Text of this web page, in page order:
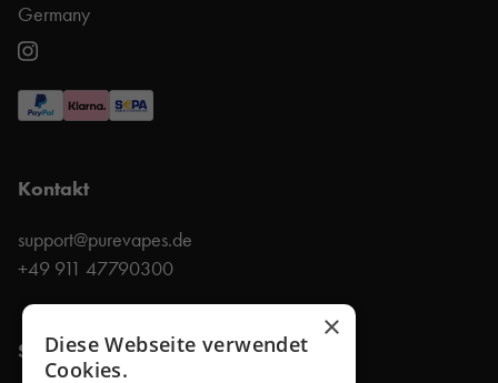
Germany
Kontakt
support@purevapes.de
+49 911 47790300
Shop
×
Diese Webseite verwendet
Cookies.